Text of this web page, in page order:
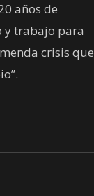
años de
y trabajo para
crisis que